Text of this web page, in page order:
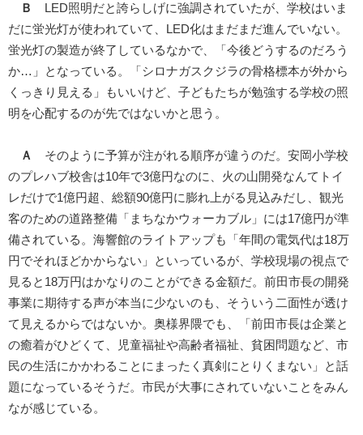
Ｂ
LED照明だと誇らしげに強調されていたが、学校はいま
だに蛍光灯が使われていて、LED化はまだまだ進んでいない。
蛍光灯の製造が終了しているなかで、「今後どうするのだろう
か…」となっている。「シロナガスクジラの骨格標本が外から
くっきり見える」もいいけど、子どもたちが勉強する学校の照
明を心配するのが先ではないかと思う。
Ａ
そのように予算が注がれる順序が違うのだ。安岡小学校
のプレハブ校舎は10年で3億円なのに、火の山開発なんてトイ
レだけで1億円超、総額90億円に膨れ上がる見込みだし、観光
客のための道路整備「まちなかウォーカブル」には17億円が準
備されている。海響館のライトアップも「年間の電気代は18万
円でそれほどかからない」といっているが、学校現場の視点で
見ると18万円はかなりのことができる金額だ。前田市長の開発
事業に期待する声が本当に少ないのも、そういう二面性が透け
て見えるからではないか。奥様界隈でも、「前田市長は企業と
の癒着がひどくて、児童福祉や高齢者福祉、貧困問題など、市
民の生活にかかわることにまったく真剣にとりくまない」と話
題になっているそうだ。市民が大事にされていないことをみん
なが感じている。